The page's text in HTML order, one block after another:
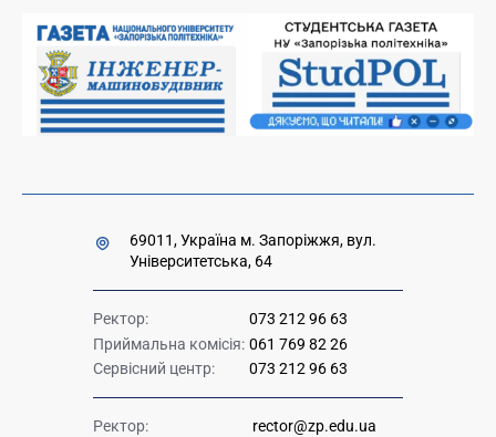
Накази та розпорядження для оприлюднення
Міністерство освіти і науки України
Урядова "гаряча лінія" 1545
69011, Україна м. Запоріжжя, вул.
Університетська, 64
Ректор:
073 212 96 63
Приймальна комісія: 061 769 82 26
Сервісний центр:
073 212 96 63
Ректор:
rector@zp.edu.ua